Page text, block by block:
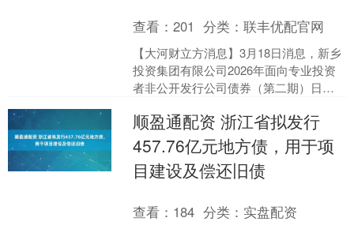
查看：201 分类：联丰优配官网
【大河财立方消息】3月18日消息，新乡
投资集团有限公司2026年面向专业投资
者非公开发行公司债券（第二期）日前
牌交易。 本....
顺盈通配资 浙江省拟发行
457.76亿元地方债，用于项
目建设及偿还旧债
查看： 184 分类： 实盘配资